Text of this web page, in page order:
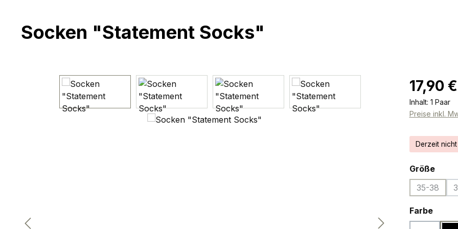
Socken "Statement Socks"
Bildergalerie überspringen Regulärer
17,90 €
Inhalt: 1 Paar
Preise inkl.
Derzeit
Größe
35-38
(Diese
Farbe